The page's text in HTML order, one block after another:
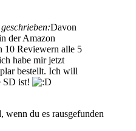
Davon
der Amazon
10 Reviewern alle 5
habe mir jetzt
bestellt. Ich will
SD ist!
wenn du es rausgefunden